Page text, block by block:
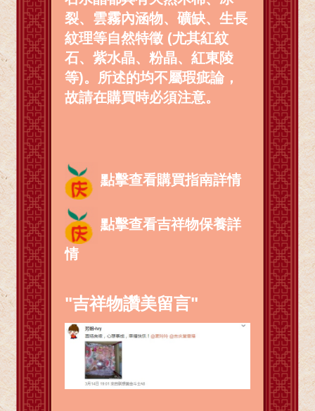
裂、雲霧內涵物、礦缺、生長
紋理等自然特徵 (尤其紅紋
石、紫水晶、粉晶、紅東陵
等)。所述的均不屬瑕疵論，
故請在購買時必須注意。
點擊查看購買指南詳情
點擊查看吉祥物保養詳
情
"吉祥物讚美留言"